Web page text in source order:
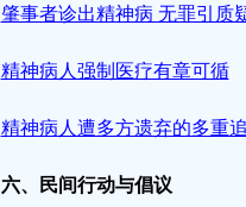
肇事者诊出精神病 无罪引质
精神病人强制医疗有章可循
精神病人遭多方遗弃的多重
六、民间行动与倡议